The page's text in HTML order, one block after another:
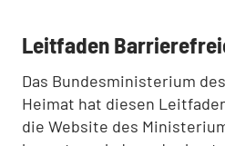
:Leitfaden
Das Bundesministerium
Heimat hat diesen
die Website des